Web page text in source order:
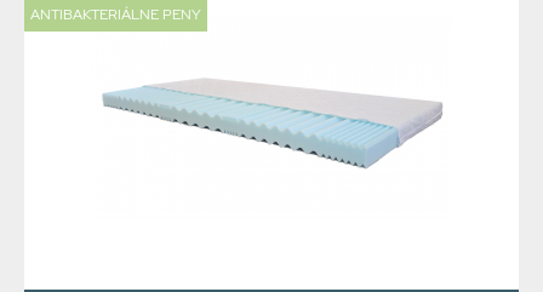
ANTIBAKTERIÁLNE PENY